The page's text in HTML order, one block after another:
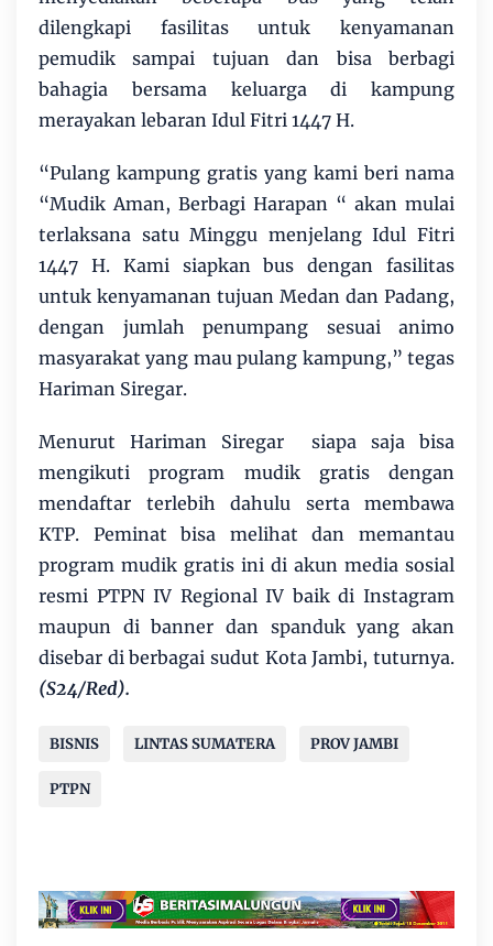
dilengkapi fasilitas untuk kenyamanan
pemudik sampai tujuan dan bisa berbagi
bahagia bersama keluarga di kampung
merayakan lebaran Idul Fitri 1447 H.
“Pulang kampung gratis yang kami beri nama
“Mudik Aman, Berbagi Harapan “ akan mulai
terlaksana satu Minggu menjelang Idul Fitri
1447 H. Kami siapkan bus dengan fasilitas
untuk kenyamanan tujuan Medan dan Padang,
dengan jumlah penumpang sesuai animo
masyarakat yang mau pulang kampung,” tegas
Hariman Siregar.
Menurut Hariman Siregar siapa saja bisa
mengikuti program mudik gratis dengan
mendaftar terlebih dahulu serta membawa
KTP. Peminat bisa melihat dan memantau
program mudik gratis ini di akun media sosial
resmi PTPN IV Regional IV baik di Instagram
maupun di banner dan spanduk yang akan
disebar di berbagai sudut Kota Jambi, tuturnya.
(S24/Red).
BISNIS LINTAS SUMATERA PROV JAMBI
PTPN